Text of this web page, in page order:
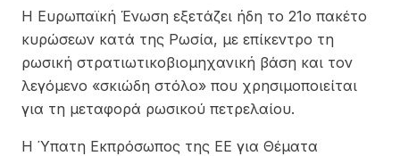
Η Ευρωπαϊκή Ένωση εξετάζει ήδη το 21ο πακέτο
κυρώσεων κατά της Ρωσία, με επίκεντρο τη
ρωσική στρατιωτικοβιομηχανική βάση και τον
λεγόμενο «σκιώδη στόλο» που χρησιμοποιείται
για τη μεταφορά ρωσικού πετρελαίου.
Η Ύπατη Εκπρόσωπος της ΕΕ για Θέματα